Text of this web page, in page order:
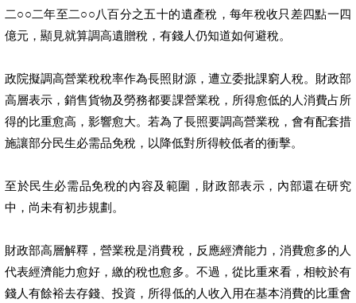
二○○二年至二○○八百分之五十的遺產稅，每年稅收只差四點一四
億元，顯見就算調高遺贈稅，有錢人仍知道如何避稅。
政院擬調高營業稅稅率作為長照財源，遭立委批課窮人稅。財政部
高層表示，銷售貨物及勞務都要課營業稅，所得愈低的人消費占所
得的比重愈高，影響愈大。若為了長照要調高營業稅，會有配套措
施讓部分民生必需品免稅，以降低對所得較低者的衝擊。
至於民生必需品免稅的內容及範圍，財政部表示，內部還在研究
中，尚未有初步規劃。
財政部高層解釋，營業稅是消費稅，反應經濟能力，消費愈多的人
代表經濟能力愈好，繳的稅也愈多。不過，從比重來看，相較於有
錢人有餘裕去存錢、投資，所得低的人收入用在基本消費的比重會